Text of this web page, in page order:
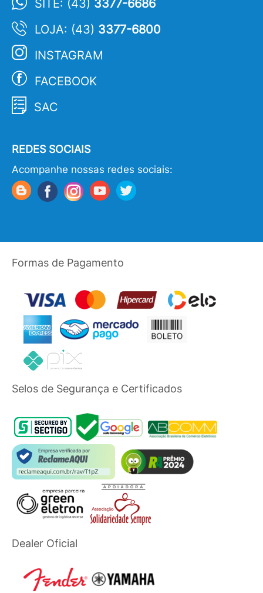
SITE: (43) 3377-6686
LOJA: (43) 3377-6800
INSTAGRAM
FACEBOOK
SAC
REDES SOCIAIS
Acompanhe nossas redes sociais:
Formas de Pagamento
Selos de Segurança e Certificados
Dealer Oficial